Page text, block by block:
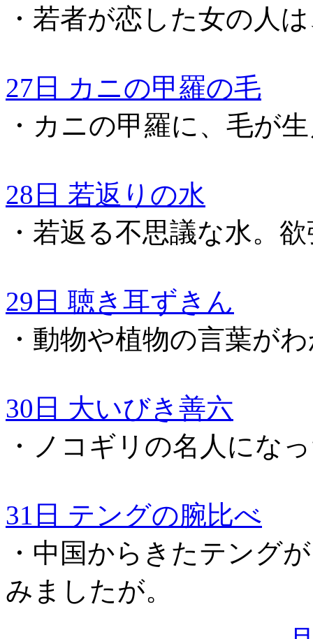
・若者が恋した女の人
27日 カニの甲羅の毛
・カニの甲羅に、毛が
28日 若返りの水
・若返る不思議な水。
29日 聴き耳ずきん
・動物や植物の言葉が
30日 大いびき善六
・ノコギリの名人にな
31日 テングの腕比べ
・中国からきたテング
みましたが。